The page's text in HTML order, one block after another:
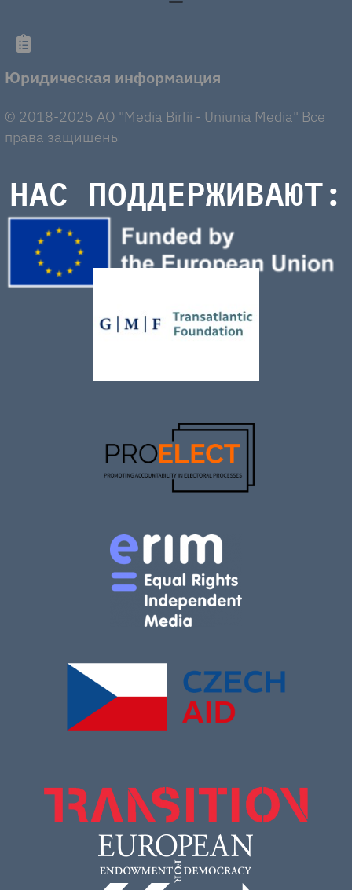
Юридическая информаиция
© 2018-2025 AO "Media Birlii - Uniunia Media" Все
права защищены
НАС ПОДДЕРЖИВАЮТ: